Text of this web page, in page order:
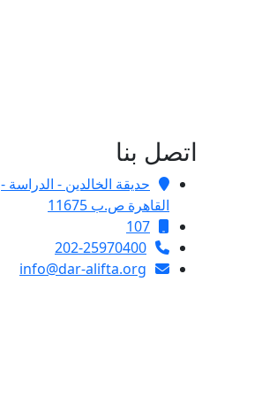
اتصل بنا
حديقة الخالدين - الدراسة -
القاهرة ص.ب 11675
107
202-25970400
info@dar-alifta.org